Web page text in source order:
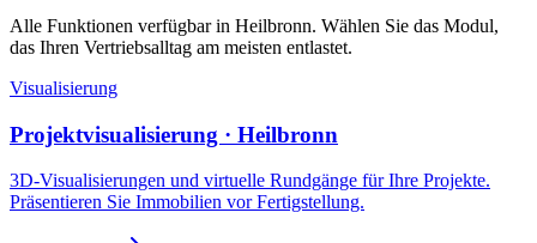
Alle Funktionen verfügbar in Heilbronn. Wählen Sie das Modul,
das Ihren Vertriebsalltag am meisten entlastet.
Visualisierung
Projektvisualisierung · Heilbronn
3D-Visualisierungen und virtuelle Rundgänge für Ihre Projekte.
Präsentieren Sie Immobilien vor Fertigstellung.